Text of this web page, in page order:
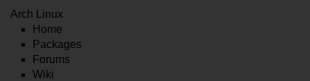
Arch Linux
Home
Packages
Forums
Wiki